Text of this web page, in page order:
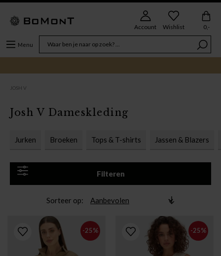
Menu
Account Wishlist 0,-
JOSH V
Jurken Broeken Tops & T-shirts Jassen & Blazers
Filteren
Josh V Dameskleding
Sorteer op
-25% -25%